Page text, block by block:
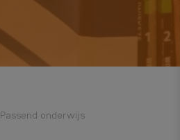
Passend onderwijs